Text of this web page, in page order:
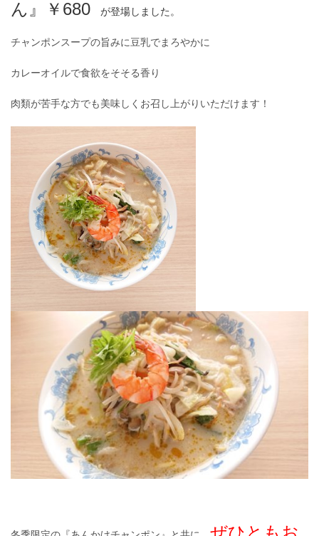
ん』￥680 が登場しました。
チャンポンスープの旨みに豆乳でまろやかに
カレーオイルで食欲をそそる香り
肉類が苦手な方でも美味しくお召し上がりいただけます！
ぜひともお